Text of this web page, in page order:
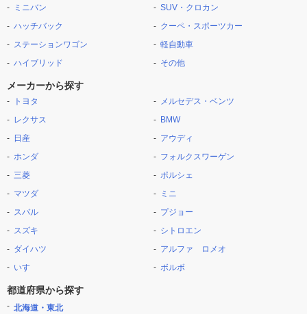
ミニバン
ハッチバック
ステーションワゴン
ハイブリッド
SUV・クロカン
クーペ・スポーツカー
軽自動車
その他
メーカーから探す
トヨタ
レクサス
日産
ホンダ
三菱
マツダ
スバル
スズキ
ダイハツ
いすゞ
メルセデス・ベンツ
BMW
アウディ
フォルクスワーゲン
ポルシェ
ミニ
プジョー
シトロエン
アルファ ロメオ
ボルボ
都道府県から探す
北海道・東北